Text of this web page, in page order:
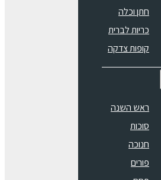
חתן וכלה
כריות לברית
קופות צדקה
ראש השנה
סוכות
חנוכה
פורים